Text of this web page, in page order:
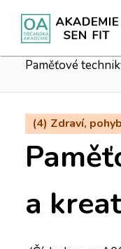
Úvodní strana
(2) Zaměstnání,
Paměťové
(4) Zdraví,
a